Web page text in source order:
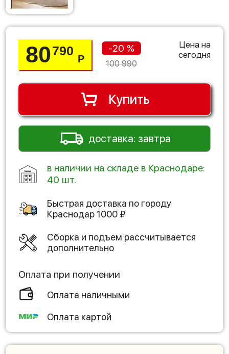
80790
Р
-20 %
100 990
Цена на
сегодня
Купить
доставка: завтра
в наличии на складе в Краснодаре:
40 шт.
Быстрая доставка по городу
Краснодар1000 ₽
Сборка и подъем рассчитывается
дополнительно
Оплата при получении
Оплата наличными
Оплата картой